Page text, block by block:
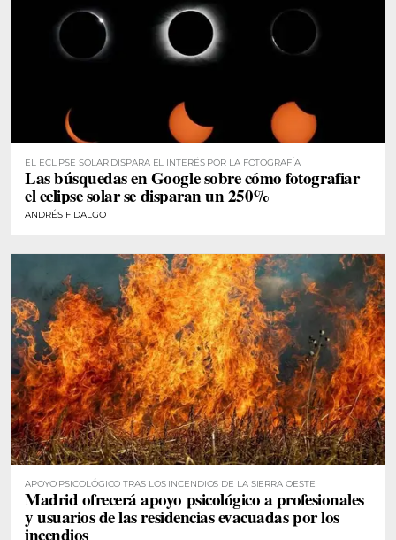
EL ECLIPSE SOLAR DISPARA EL INTERÉS POR LA FOTOGRAFÍA
Las búsquedas en Google sobre cómo fotografiar
el eclipse solar se disparan un 250%
ANDRÉS FIDALGO
APOYO PSICOLÓGICO TRAS LOS INCENDIOS DE LA SIERRA OESTE
Madrid ofrecerá apoyo psicológico a profesionales
y usuarios de las residencias evacuadas por los
incendios